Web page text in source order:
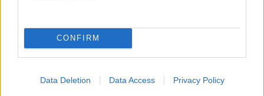
CONFIRM
Data Deletion Data Access Privacy Policy
Ravne na Koroškem
društvo upokojencev ravne